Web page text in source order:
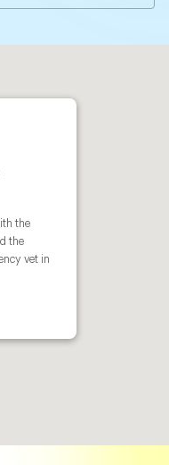
the
the
vet in